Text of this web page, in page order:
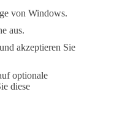
von Windows.
aus.
akzeptieren Sie
optionale
diese